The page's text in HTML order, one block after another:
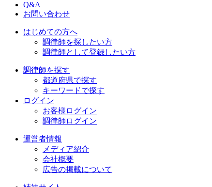
Q&A
お問い合わせ
はじめての方へ
調律師を探したい方
調律師として登録したい方
調律師を探す
都道府県で探す
キーワードで探す
ログイン
お客様ログイン
調律師ログイン
運営者情報
メディア紹介
会社概要
広告の掲載について